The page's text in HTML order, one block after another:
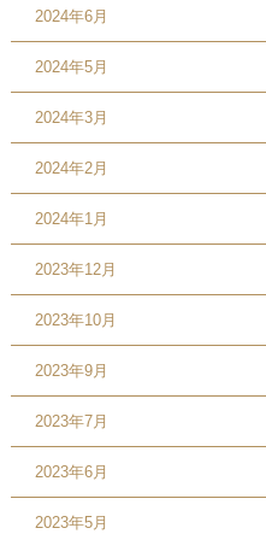
2024年6月
2024年5月
2024年3月
2024年2月
2024年1月
2023年12月
2023年10月
2023年9月
2023年7月
2023年6月
2023年5月